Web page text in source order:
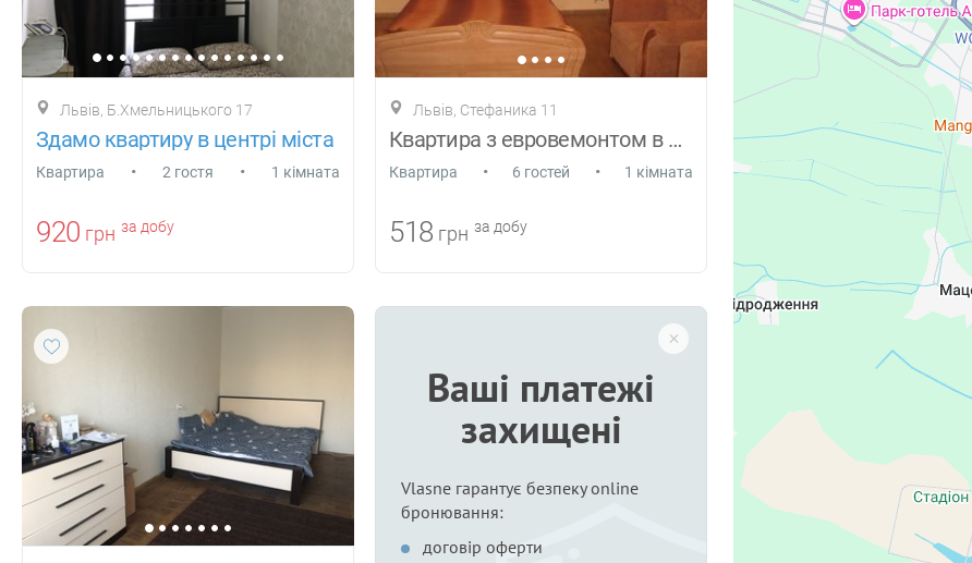
Львів, Б.Хмельницького 17
Здамо квартиру в центрі міста
Квартира • 2 гостя • 1 кімната
920 грн за добу
Львів, Стефаника 11
Квартира з евровемонтом в центрі
Квартира • 6 гостей • 1 кімната
518 грн за добу
Ваші платежі
захищені
Vlasne гарантує безпеку online
бронювання:
договір оферти